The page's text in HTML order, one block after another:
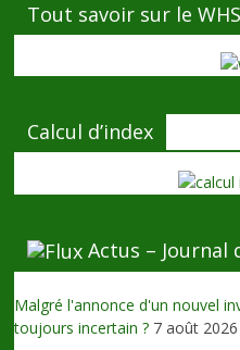
Tout savoir sur le WHS
Calcul d’index
Actus – Journal
Malgré l'annonce d'un nouvel
toujours incertain ? 7 août 2026